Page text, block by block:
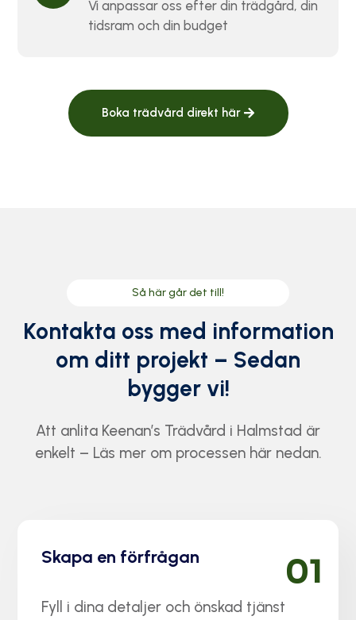
Vi anpassar oss efter din trädgård, din
tidsram och din budget
Boka trädvård direkt här
Så här går det till!
Kontakta oss med information
om ditt projekt – Sedan
bygger vi!
Att anlita Keenan’s Trädvård i Halmstad är
enkelt – Läs mer om processen här nedan.
Skapa en förfrågan
Fyll i dina detaljer och önskad tjänst
01